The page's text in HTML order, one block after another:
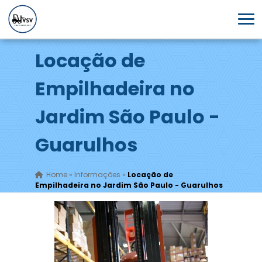
Locação de
Empilhadeira no
Jardim São Paulo -
Guarulhos
Home» Informações » Locação de
Empilhadeira no Jardim São Paulo - Guarulhos